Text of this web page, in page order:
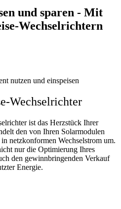
und sparen - Mit
Wechselrichtern
nutzen und einspeisen
Wechselrichter
ist das Herzstück Ihrer
den von Ihren Solarmodulen
netzkonformen Wechselstrom um.
nur die Optimierung Ihres
den gewinnbringenden Verkauf
Energie.